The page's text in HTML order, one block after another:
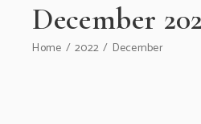
December
Home 2022 December